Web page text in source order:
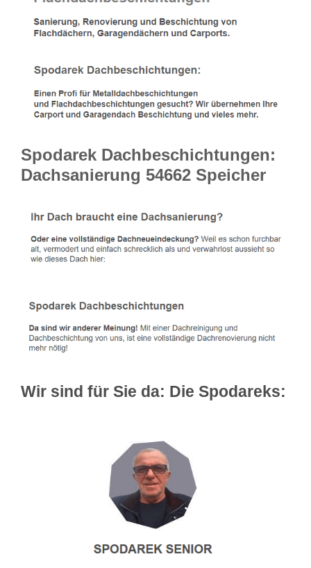
Spodarek Dachbeschichtungen:
Dachsanierung 54662 Speicher
Wir sind für Sie da: Die Spodareks: